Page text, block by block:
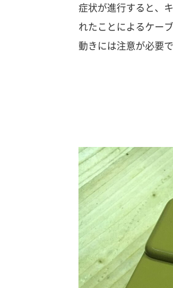
症状が進行すると、
れたことによるケー
動きには注意が必要で